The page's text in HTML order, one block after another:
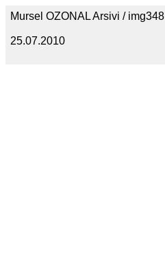
Mursel OZONAL Arsivi / img348
25.07.2010